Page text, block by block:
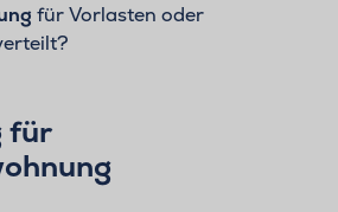
für Vorlasten oder
für